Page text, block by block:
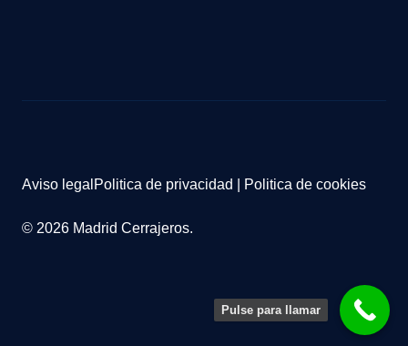
© 2026 Madrid Cerrajeros.
Aviso legal Politica de privacidad Politica de cookies
Pulse para llamar